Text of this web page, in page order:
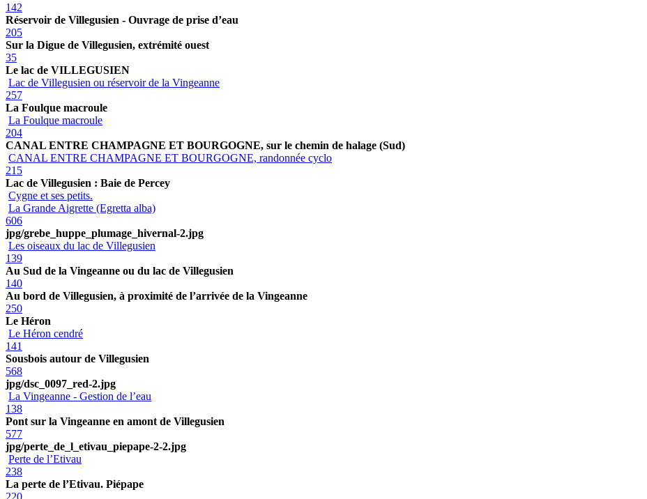
142
Réservoir de Villegusien - Ouvrage de prise d’eau
205
Sur la Digue de Villegusien, extrémité ouest
35
Le lac de VILLEGUSIEN
Lac de Villegusien ou réservoir de la Vingeanne
257
La Foulque macroule
La Foulque macroule
204
CANAL ENTRE CHAMPAGNE ET BOURGOGNE, sur le chemin de halage (Sud)
CANAL ENTRE CHAMPAGNE ET BOURGOGNE, randonnée cyclo
215
Lac de Villegusien : Baie de Percey
Cygne et ses petits.
La Grande Aigrette (Egretta alba)
606
jpg/grebe_huppe_plumage_hivernal-2.jpg
Les oiseaux du lac de Villegusien
139
Au Sud de la Vingeanne ou du lac de Villegusien
140
Au bord de Villegusien, à proximité de l’arrivée de la Vingeanne
250
Le Héron
Le Héron cendré
141
Sousbois autour de Villegusien
568
jpg/dsc_0097_red-2.jpg
La Vingeanne - Gestion de l’eau
138
Pont sur la Vingeanne en amont de Villegusien
577
jpg/perte_de_l_etivau_piepape-2-2.jpg
Perte de l’Etivau
238
La perte de l’Etivau. Piépape
220